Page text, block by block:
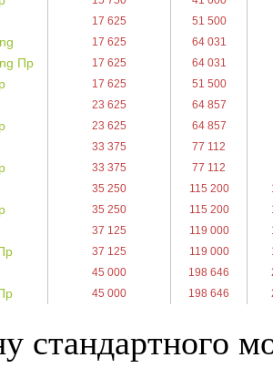
17 625 51 500
17 625 64 031
Пр 17 625 64 031
17 625 51 500
23 625 64 857
23 625 64 857
33 375 77 112
33 375 77 112
35 250 115 200
35 250 115 200
37 125 119 000
37 125 119 000
45 000 198 646
45 000 198 646
стандартного